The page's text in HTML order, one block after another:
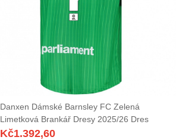
Danxen Dámské Barnsley FC Zelená
Limetková Brankář Dresy 2025/26 Dres
Kč1.392,60